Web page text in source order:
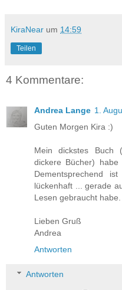
KiraNear um 14:59
Teilen
4 Kommentare:
Andrea Lange 1.
Guten Morgen Kira :)
Mein dickstes Buch
dickere Bücher)
Dementsprechend
lückenhaft ... gerade
Lesen gebraucht habe.
Lieben Gruß
Andrea
Antworten
Antworten